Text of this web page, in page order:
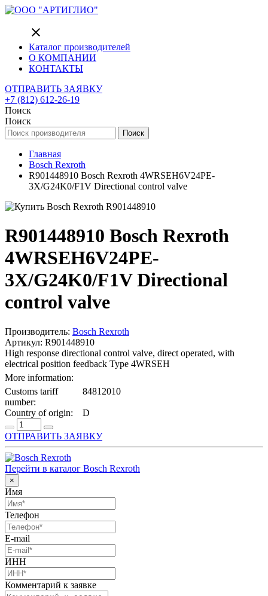
close
Каталог производителей
О КОМПАНИИ
КОНТАКТЫ
ОТПРАВИТЬ ЗАЯВКУ
+7 (812) 612-26-19
Поиск
Поиск
Поиск
Главная
Bosch Rexroth
R901448910 Bosch Rexroth 4WRSEH6V24PE-
3X/G24K0/F1V Directional control valve
R901448910 Bosch Rexroth
4WRSEH6V24PE-
3X/G24K0/F1V Directional
control valve
Производитель: Bosch Rexroth
Артикул: R901448910
High response directional control valve, direct operated, with
electrical position feedback Type 4WRSEH
More information:
Customs tariff
number:
84812010
Country of origin: D
ОТПРАВИТЬ ЗАЯВКУ
Перейти в каталог Bosch Rexroth
×
Имя
Телефон
E-mail
ИНН
Комментарий к заявке